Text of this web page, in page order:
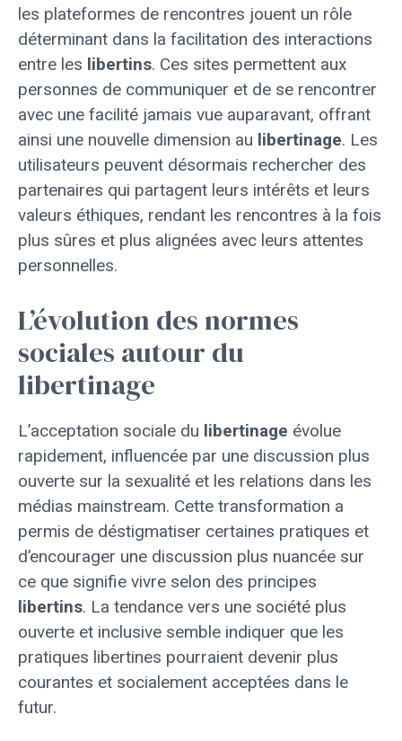
les plateformes de rencontres jouent un rôle
déterminant dans la facilitation des interactions
entre les libertins. Ces sites permettent aux
personnes de communiquer et de se rencontrer
avec une facilité jamais vue auparavant, offrant
ainsi une nouvelle dimension au libertinage. Les
utilisateurs peuvent désormais rechercher des
partenaires qui partagent leurs intérêts et leurs
valeurs éthiques, rendant les rencontres à la fois
plus sûres et plus alignées avec leurs attentes
personnelles.
L’évolution des normes
sociales autour du
libertinage
L’acceptation sociale du libertinage évolue
rapidement, influencée par une discussion plus
ouverte sur la sexualité et les relations dans les
médias mainstream. Cette transformation a
permis de déstigmatiser certaines pratiques et
d’encourager une discussion plus nuancée sur
ce que signifie vivre selon des principes
libertins. La tendance vers une société plus
ouverte et inclusive semble indiquer que les
pratiques libertines pourraient devenir plus
courantes et socialement acceptées dans le
futur.